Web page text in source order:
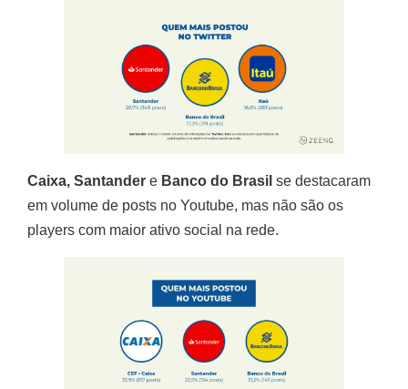
Caixa, Santander e Banco do Brasil se destacaram
em volume de posts no Youtube, mas não são os
players com maior ativo social na rede.